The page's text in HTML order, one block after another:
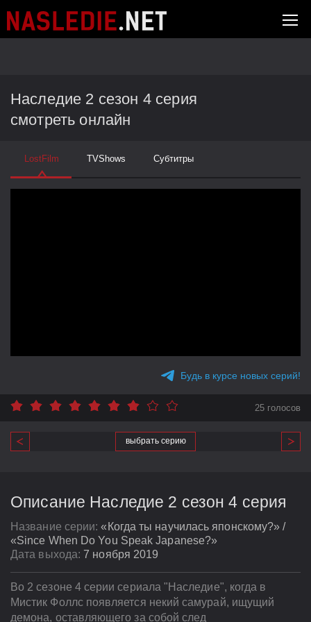
Наследие 2 сезон 4 серия
смотреть онлайн
LostFilm TVShows Субтитры
25 голосов
Будь в курсе новых серий!
выбрать серию
Описание Наследие 2 сезон 4 серия
Название серии:«Когда ты научилась японскому?» /
«Since When Do You Speak Japanese?»
Дата выхода:7 ноября 2019
Во 2 сезоне 4 серии сериала "Наследие", когда в
Мистик Фоллс появляется некий самурай, ищущий
демона, оставляющего за собой след